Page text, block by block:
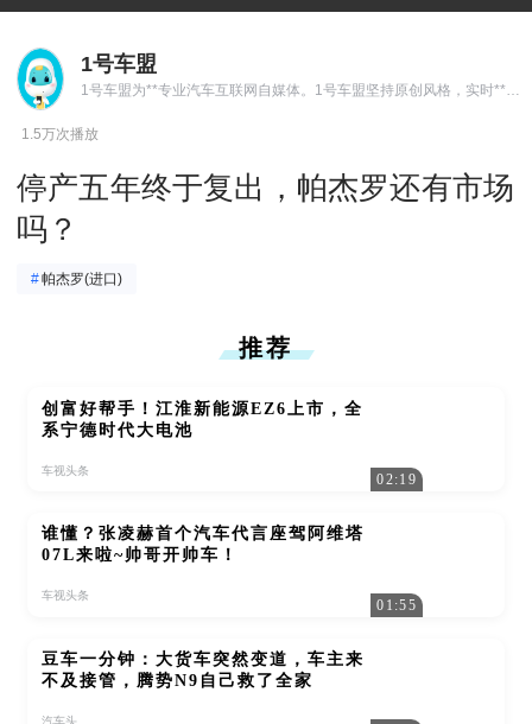
1号车盟
1.5万次播放
停产五年终于复出，帕杰罗还有市场
吗？
#帕杰罗(进口)
推荐
创富好帮手！江淮新能源EZ6上市，全
系宁德时代大电池
车视头条
02:19
谁懂？张凌赫首个汽车代言座驾阿维塔
07L来啦~帅哥开帅车！
车视头条
01:55
豆车一分钟：大货车突然变道，车主来
不及接管，腾势N9自己救了全家
汽车头